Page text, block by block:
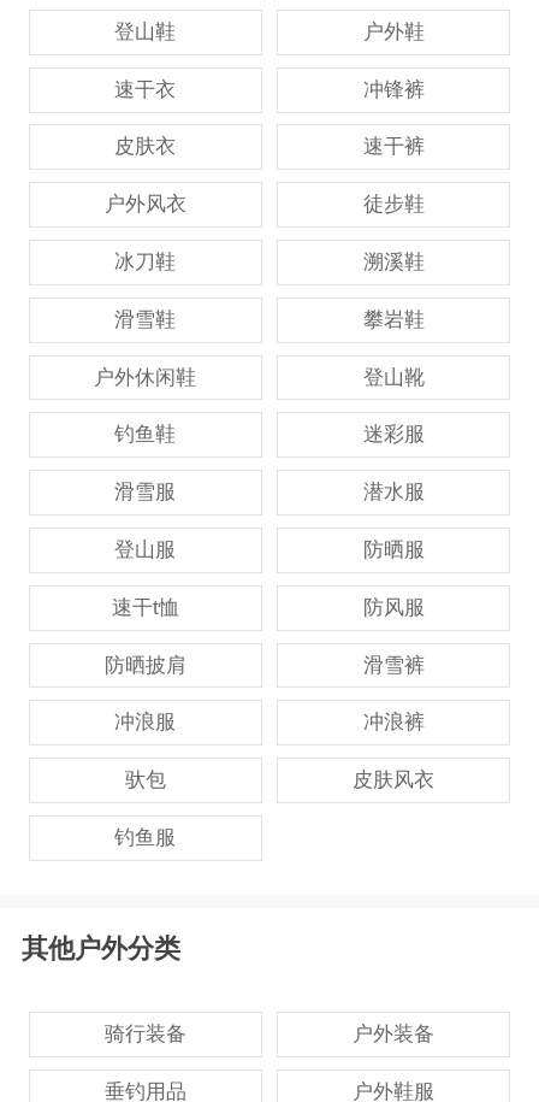
登山鞋 户外鞋
速干衣 冲锋裤
皮肤衣 速干裤
户外风衣 徒步鞋
冰刀鞋 溯溪鞋
滑雪鞋 攀岩鞋
户外休闲鞋 登山靴
钓鱼鞋 迷彩服
滑雪服 潜水服
登山服 防晒服
速干t恤 防风服
防晒披肩 滑雪裤
冲浪服 冲浪裤
驮包 皮肤风衣
钓鱼服
其他户外分类
骑行装备 户外装备
垂钓用品 户外鞋服